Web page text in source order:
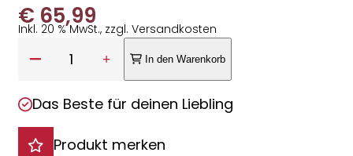
€ 65,99
Inkl. 20 % MwSt., zzgl. Versandkosten
1 In den Warenkorb
Das Beste für deinen Liebling
Produkt merken